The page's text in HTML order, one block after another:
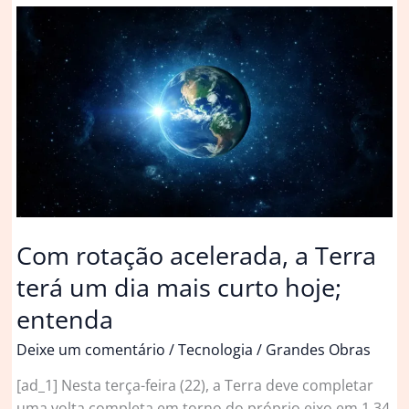
mais
rápido
terça
dia
será
curto
Com rotação acelerada, a Terra
terá um dia mais curto hoje;
entenda
Deixe um comentário /Tecnologia / Grandes Obras
[ad_1] Nesta terça-feira (22), a Terra deve completar